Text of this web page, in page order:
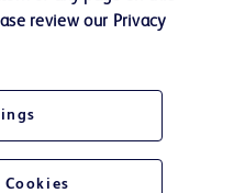
review our Privacy